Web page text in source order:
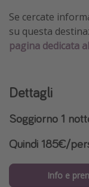
Se cercate
su questa
pagina dedicata
Dettagli
Soggiorno 1
Quindi 185€/
Info e